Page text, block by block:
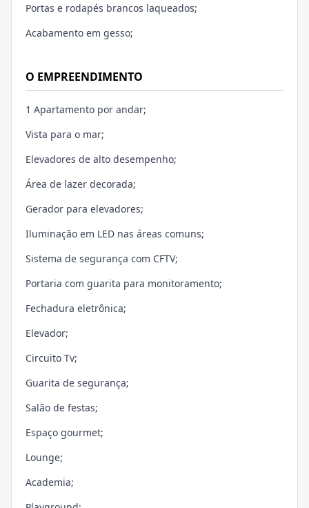
Portas e rodapés brancos laqueados;
Acabamento em gesso;
O EMPREENDIMENTO
1 Apartamento por andar;
Vista para o mar;
Elevadores de alto desempenho;
Área de lazer decorada;
Gerador para elevadores;
Iluminação em LED nas áreas comuns;
Sistema de segurança com CFTV;
Portaria com guarita para monitoramento;
Fechadura eletrônica;
Elevador;
Circuito Tv;
Guarita de segurança;
Salão de festas;
Espaço gourmet;
Lounge;
Academia;